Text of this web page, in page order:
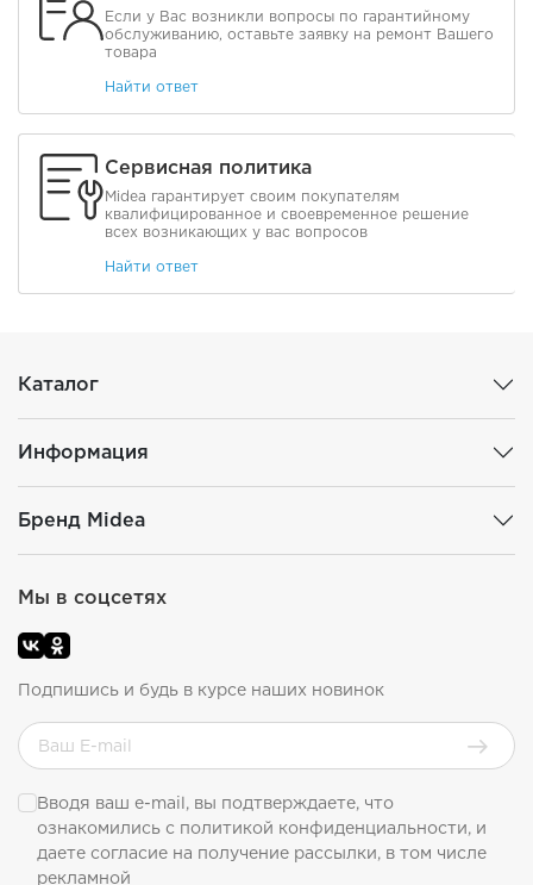
Если у Вас возникли вопросы по гарантийному
обслуживанию, оставьте заявку на ремонт Вашего
товара
Найти ответ
Сервисная политика
Midea гарантирует своим покупателям
квалифицированное и своевременное решение
всех возникающих у вас вопросов
Найти ответ
Каталог
Информация
Бренд Midea
Мы в соцсетях
Подпишись и будь в курсе наших новинок
Вводя ваш e-mail, вы подтверждаете, что
ознакомились с политикой конфиденциальности, и
даете согласие на получение рассылки, в том числе
рекламной